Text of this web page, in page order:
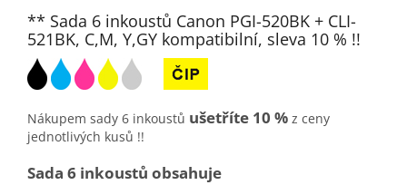
** Sada 6 inkoustů Canon PGI-520BK + CLI-
521BK, C,M, Y,GY kompatibilní, sleva 10 % !!
Nákupem sady 6 inkoustů ušetříte 10 % z ceny
jednotlivých kusů !!
Sada 6 inkoustů obsahuje